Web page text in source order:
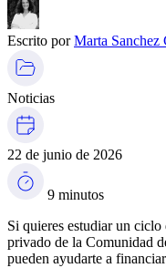
Escrito porMarta Sanchez
Noticias
22 de junio de 2026
9 minutos
Si quieres estudiar un
privado de la Comunidad
pueden ayudarte a